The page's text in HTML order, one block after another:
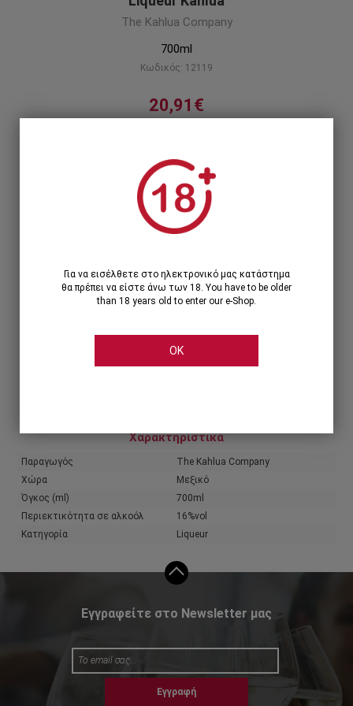
The Kahlua Company
700ml
Κωδικός: 12119
20,91€
Περιγραφή προϊόντος
Χαρακτηριστικά
Παραγωγός
The Kahlua Company
Χώρα
Μεξικό
Όγκος (ml)
700ml
Περιεκτικότητα σε αλκοόλ
16%vol
Κατηγορία
Liqueur
Εγγραφείτε στο Newsletter μας
Εγγραφή
Για να εισέλθετε στο ηλεκτρονικό μας κατάστημα
θα πρέπει να είστε άνω των 18. You have to be older
than 18 years old to enter our e-Shop.
OK